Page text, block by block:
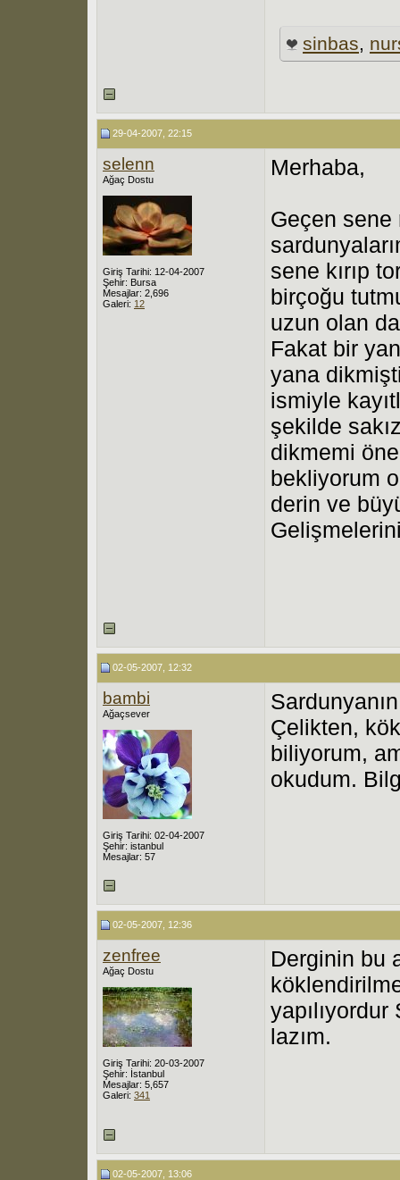
sinbas,
29-04-2007, 22:15
selenn
Ağaç Dostu
Giriş Tarihi: 12-04-2007
Şehir: Bursa
Mesajlar: 2,696
Galeri: 12
Merhaba,
Geçen sene
sene kırıp
birçoğu
uzun olan
Fakat bir
yana
ismiyle
şekilde
dikmemi
bekliyorum
derin ve
02-05-2007, 12:32
bambi
Ağaçsever
Giriş Tarihi: 02-04-2007
Şehir: istanbul
Mesajlar: 57
Çelikten,
biliyorum,
okudum.
02-05-2007, 12:36
zenfree
Ağaç Dostu
Giriş Tarihi: 20-03-2007
Şehir: İstanbul
Mesajlar: 5,657
Galeri: 341
Derginin bu
lazım.
02-05-2007, 13:06